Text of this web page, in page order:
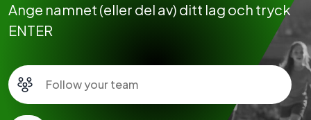
Ange namnet (eller del av) ditt lag och tryck
ENTER